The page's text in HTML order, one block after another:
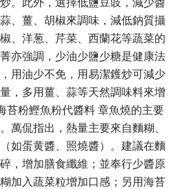
。此外，選擇低鹽豆豉，減少醬
、薑、胡椒來調味，減低鈉質攝
、洋葱、芹菜、西蘭花等蔬菜的
亦強調，少油少鹽少糖是健康法
用油少不免，用易潔鑊炒可減少
，多用薑、蒜等天然調味料來增
苔粉鰹魚粉代醬料 章魚燒的主要
萬侃指出，熱量主要來自麵糊、
如蛋黄醬、照燒醬）。建議在麵
，增加膳食纖維；並奉行少醬原
加入蔬菜粒增加口感；另用海苔